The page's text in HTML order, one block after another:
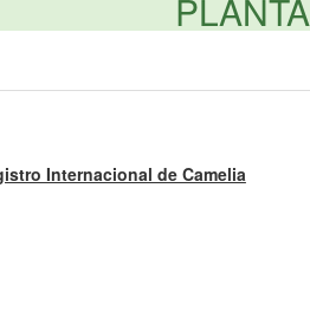
PLANTA
Internacional de Camelia